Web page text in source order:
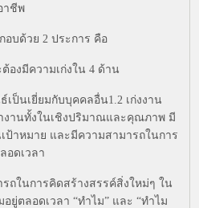
าชีพ
อบด้วย 2 ประการ คือ
องมีความเก่งใน 4 ด้าน
ป็นเยี่ยมกับบุคคลอื่น1.2 เก่งงาน
งานทั้งในเชิงปริมาณและคุณภาพ มี
ป้าหมาย และมีความสามารถในการ
อดเวลา
ถในการคิดสร้างสรรค์สิ่งใหม่ๆ ใน
ยู่ตลอดเวลา “ทำไม” และ “ทำไม